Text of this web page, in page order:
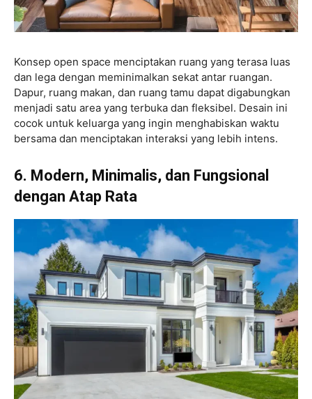
Konsep open space menciptakan ruang yang terasa luas
dan lega dengan meminimalkan sekat antar ruangan.
Dapur, ruang makan, dan ruang tamu dapat digabungkan
menjadi satu area yang terbuka dan fleksibel. Desain ini
cocok untuk keluarga yang ingin menghabiskan waktu
bersama dan menciptakan interaksi yang lebih intens.
6. Modern, Minimalis, dan Fungsional
dengan Atap Rata